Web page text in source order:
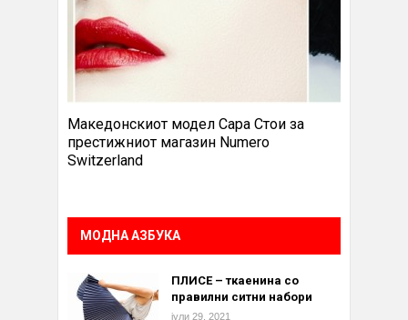
Македонскиот модел Сара Стои за
престижниот магазин Numero
Switzerland
МОДНА АЗБУКА
ПЛИСЕ – ткаенина со
правилни ситни набори
јули 29, 2021